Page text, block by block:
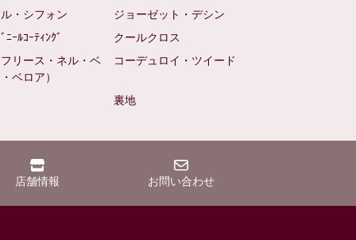
・シフォン
ジョーゼット・デシン
ﾆｰﾙｺｰﾃｨﾝｸﾞ
クールクロス
リース・ネル・ベ
ベロア）
コーデュロイ・ツイード
裏地
店舗情報 お問い合わせ